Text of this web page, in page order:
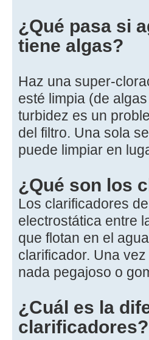
¿Qué pasa si
tiene algas?
Haz una super-
esté limpia (de
turbidez es un
del filtro. Una sola
puede limpiar en
¿Qué son los
Los clarificadores
electrostática entre
que flotan en el
clarificador. Una
nada pegajoso o
¿Cuál es la
clarificadores?